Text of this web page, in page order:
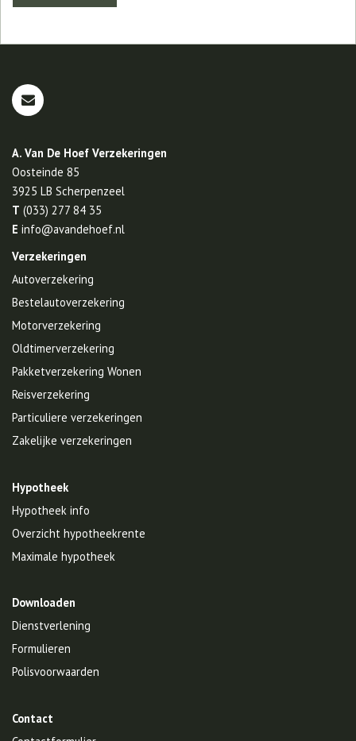
A. Van De Hoef Verzekeringen
Oosteinde 85
3925 LB Scherpenzeel
T (033) 277 84 35
E info@avandehoef.nl
Verzekeringen
Autoverzekering
Bestelautoverzekering
Motorverzekering
Oldtimerverzekering
Pakketverzekering Wonen
Reisverzekering
Particuliere verzekeringen
Zakelijke verzekeringen
Hypotheek
Hypotheek info
Overzicht hypotheekrente
Maximale hypotheek
Downloaden
Dienstverlening
Formulieren
Polisvoorwaarden
Contact